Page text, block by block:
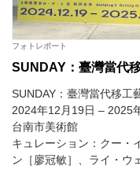
フォトレポート
SUNDAY：臺灣當代
SUNDAY：臺灣當代移工
2024年12月19日 – 2025
台南市美術館
キュレーション：クー・
ン［廖冠敏］、ライ・ウ